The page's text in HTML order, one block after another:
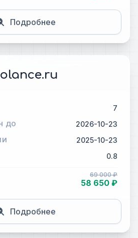
Подробнее
7
ДО 2026-10-23
2025-10-23
0.8
69 000 ₽
58 650 ₽
Подробнее